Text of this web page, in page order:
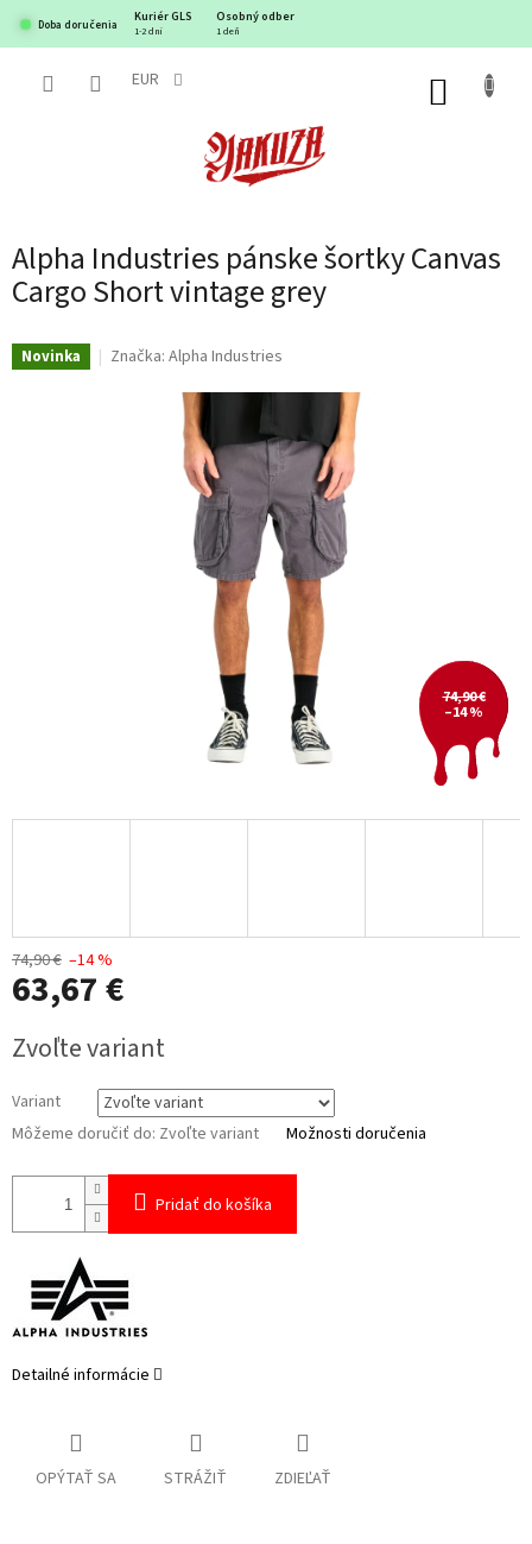
obsah
Doba doručenia
Kuriér GLS Osobný odber
1-2 dni 1 deň
EUR
Alpha Industries pánske šortky Canvas
Cargo Short vintage grey
Novinka Značka: Alpha Industries
74,90 €
–14 %
74,90 € –14 %
63,67 €
cena:
Zvoľte variant
Variant
Môžeme doručiť do: Zvoľte variant Možnosti doručenia
Pridať do košíka
Detailné informácie
OPÝTAŤ SA STRÁŽIŤ ZDIEĽAŤ